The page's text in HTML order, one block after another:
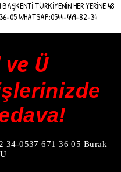
TÜRKİYENİN HER YERİNE 48
05 WHATSAP:0544-449-82-34
Ü
34-0537 671 36 05 Burak